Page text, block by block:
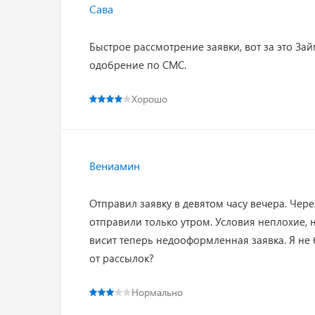
Сава
Быстрое рассмотрение заявки, вот за это
одобрение по СМС.
Хорошо
Вениамин
Отправил заявку в девятом часу вечера.
отправили только утром. Условия
висит теперь недооформленная заявка. Я
от рассылок?
Нормально